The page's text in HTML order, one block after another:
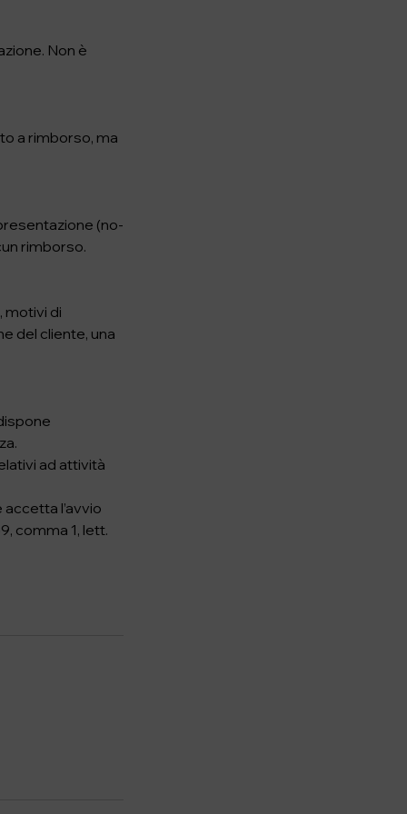
Non è
a rimborso, ma
(no-
rimborso.
motivi di
del cliente, una
ad attività
l’avvio
comma 1, lett.